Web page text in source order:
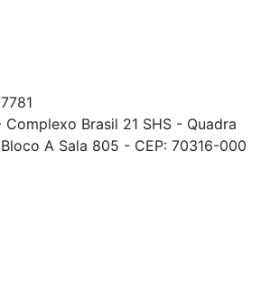
Complexo Brasil 21 SHS - Quadra
A Sala 805 - CEP: 70316-000